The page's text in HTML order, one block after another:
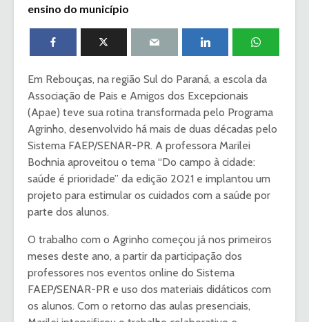
ensino do município
Em Rebouças, na região Sul do Paraná, a escola da
Associação de Pais e Amigos dos Excepcionais
(Apae) teve sua rotina transformada pelo Programa
Agrinho, desenvolvido há mais de duas décadas pelo
Sistema FAEP/SENAR-PR. A professora Marilei
Bochnia aproveitou o tema “Do campo à cidade:
saúde é prioridade” da edição 2021 e implantou um
projeto para estimular os cuidados com a saúde por
parte dos alunos.
O trabalho com o Agrinho começou já nos primeiros
meses deste ano, a partir da participação dos
professores nos eventos online do Sistema
FAEP/SENAR-PR e uso dos materiais didáticos com
os alunos. Com o retorno das aulas presenciais,